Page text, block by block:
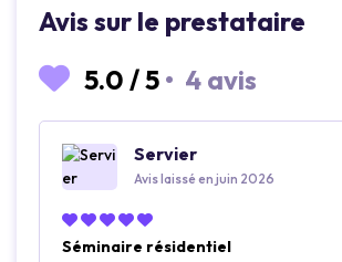
Avis sur le prestataire
5.0 /5 • 4 avis
Servier
Avis laissé en juin 2026
Séminaire résidentiel